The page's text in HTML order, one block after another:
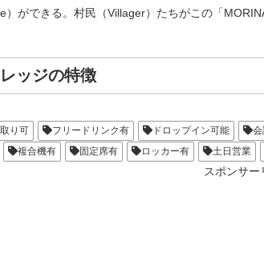
）ができる。村民（Villager）たちがこの「
ッジの特徴
り可 フリードリンク有 ドロップイン可能
複合機有 固定席有 ロッカー有 土日営業
スポンサー